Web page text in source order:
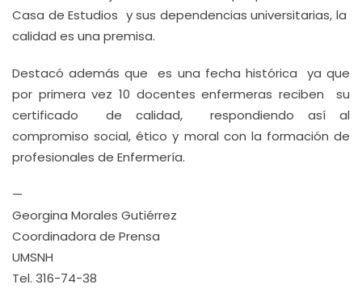
Casa de Estudios y sus dependencias universitarias, la
calidad es una premisa.
Destacó además que es una fecha histórica ya que
por primera vez 10 docentes enfermeras reciben su
certificado de calidad, respondiendo así al
compromiso social, ético y moral con la formación de
profesionales de Enfermería.
—
Georgina Morales Gutiérrez
Coordinadora de Prensa
UMSNH
Tel. 316-74-38